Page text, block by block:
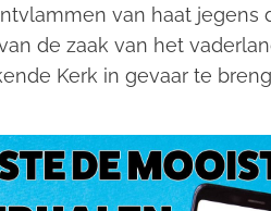
van haat jegens
de zaak van het
Kerk in gevaar te